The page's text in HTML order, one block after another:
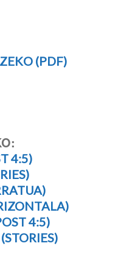
(PDF)
4:5)
4:5)